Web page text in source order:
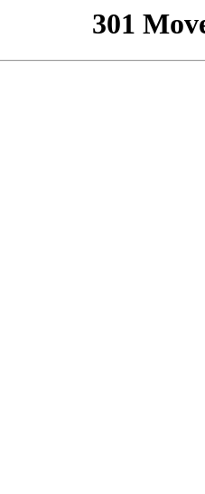
301